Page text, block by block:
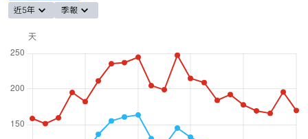
近5年 季報